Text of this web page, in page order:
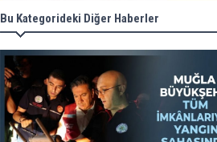
Bu Kategorideki Diğer Haberler